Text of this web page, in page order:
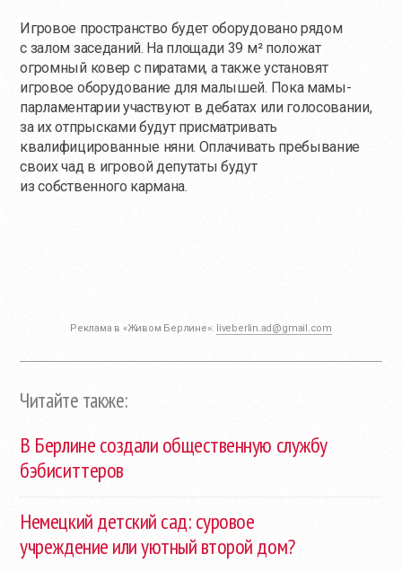
Игровое пространство будет оборудовано рядом
с залом заседаний. На площади 39 м² положат
огромный ковер с пиратами, а также установят
игровое оборудование для малышей. Пока мамы-
парламентарии участвуют в дебатах или голосовании,
за их отпрысками будут присматривать
квалифицированные няни. Оплачивать пребывание
своих чад в игровой депутаты будут
из собственного кармана.
Реклама в «Живом Берлине»: liveberlin.ad@gmail.com
Читайте также:
В Берлине создали общественную службу
бэбиситтеров
Немецкий детский сад: суровое
учреждение или уютный второй дом?